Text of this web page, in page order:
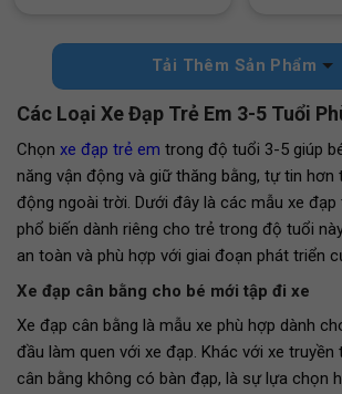
Tải Thêm Sản Phẩm
Các Loại Xe Đạp Trẻ Em 3-5 Tuổi
Chọn xe đạp trẻ em trong độ tuổi 3-5 giúp
năng vận động và giữ thăng bằng, tự tin
động ngoài trời. Dưới đây là các mẫu xe
phổ biến dành riêng cho trẻ trong độ tuổi
an toàn và phù hợp với giai đoạn phát triển
Xe đạp cân bằng cho bé mới tập đi xe
Xe đạp cân bằng là mẫu xe phù hợp dành
đầu làm quen với xe đạp. Khác với xe truyền
cân bằng không có bàn đạp, là sự lựa chọn